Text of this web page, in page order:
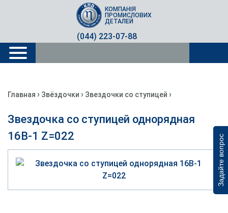
Задайте вопрос
(044) 223-07-88
КОМПАНІЯ
ПРОМИСЛОВИХ
ДЕТАЛЕЙ
Главная › Звёздочки › Звездочки со ступицей ›
Звездочка со ступицей однорядная
16B-1 Z=022